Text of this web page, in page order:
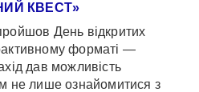
КВЕСТ»
День відкритих
форматі —
дав можливість
не лише ознайомитися з